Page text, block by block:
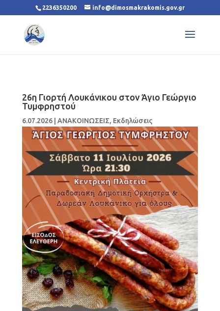
2236350200 info@dimosmakrakomis.gov.gr
26η Γιορτή Λουκάνικου στον Άγιο Γεώργιο
Τυμφρηστού
6.07.2026| ΑΝΑΚΟΙΝΩΣΕΙΣ, Εκδηλώσεις